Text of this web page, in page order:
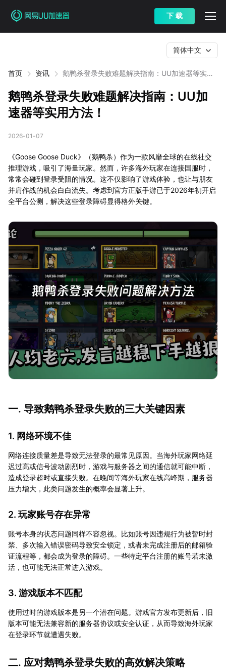
下 载
首页 资讯
鹅鸭杀登录失败难题解决指南：UU加速器等实用
简体中文
鹅鸭杀登录失败难题解决指南：UU加
速器等实用方法！
2026-01-07
《Goose Goose Duck》（鹅鸭杀）作为一款风靡全球的在线社交
推理游戏，吸引了海量玩家。然而，许多海外玩家在连接国服时，
常常会碰到登录受阻的情况。这不仅影响了游戏体验，也让与朋友
并肩作战的机会白白流失。考虑到官方正版手游已于2026年初开启
全平台公测，解决这些登录障碍显得格外关键。
一. 导致鹅鸭杀登录失败的三大关键因素
1. 网络环境不佳
网络连接质量差是导致无法登录的最常见原因。当海外玩家网络延
迟过高或信号波动剧烈时，游戏与服务器之间的通信就可能中断，
造成登录超时或直接失败。在晚间等海外玩家在线高峰期，服务器
压力增大，此类问题发生的概率会显著上升。
2. 玩家账号存在异常
账号本身的状态问题同样不容忽视。比如账号因违规行为被暂时封
禁、多次输入错误密码导致安全锁定，或者未完成注册后的邮箱验
证流程等，都会成为登录的障碍。一些特定平台注册的账号若未激
活，也可能无法正常进入游戏。
3. 游戏版本不匹配
使用过时的游戏版本是另一个潜在问题。游戏官方发布更新后，旧
版本可能无法兼容新的服务器协议或安全认证，从而导致海外玩家
在登录环节就遭遇失败。
二. 应对鹅鸭杀登录失败的高效解决策略